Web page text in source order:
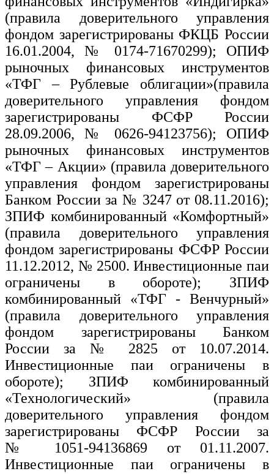
(правила доверительного управления
фондом зарегистрированы ФКЦБ России
16.01.2004, № 0174-71670299); ОПИФ
рыночных финансовых инструментов
«ТФГ – Рублевые облигации»(правила
доверительного управления фондом
зарегистрированы ФСФР России
28.09.2006, № 0626-94123756); ОПИФ
рыночных финансовых инструментов
«ТФГ – Акции» (правила доверительного
управления фондом зарегистрированы
Банком России за № 3247 от 08.11.2016);
ЗПИФ комбинированный «Комфортный»
(правила доверительного управления
фондом зарегистрированы ФСФР России
11.12.2012, № 2500. Инвестиционные паи
ограничены в обороте); ЗПИФ
комбинированный «ТФГ - Венчурный»
(правила доверительного управления
фондом зарегистрированы Банком
России за № 2825 от 10.07.2014.
Инвестиционные паи ограничены в
обороте); ЗПИФ комбинированный
«Технологический» (правила
доверительного управления фондом
зарегистрированы ФСФР России за
№ 1051-94136869 от 01.11.2007.
Инвестиционные паи ограничены в